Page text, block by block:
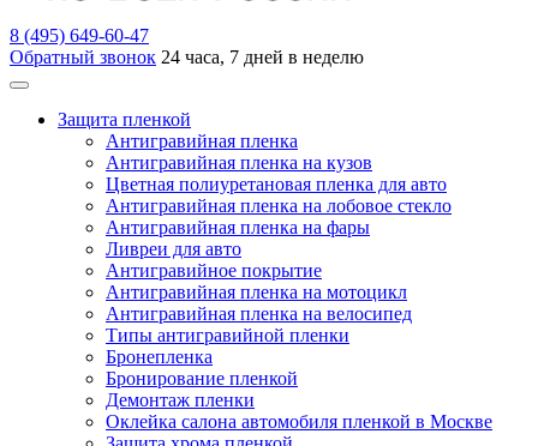
8 (495) 649-60-47
Обратный звонок 24 часа, 7 дней в неделю
Защита пленкой
Антигравийная пленка
Антигравийная пленка на кузов
Цветная полиуретановая пленка для авто
Антигравийная пленка на лобовое стекло
Антигравийная пленка на фары
Ливреи для авто
Антигравийное покрытие
Антигравийная пленка на мотоцикл
Антигравийная пленка на велосипед
Типы антигравийной пленки
Бронепленка
Бронирование пленкой
Демонтаж пленки
Оклейка салона автомобиля пленкой в Москве